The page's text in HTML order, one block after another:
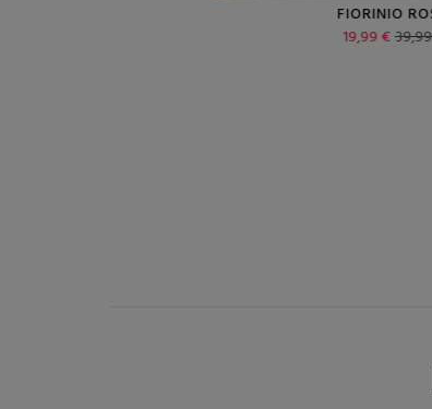
FIORINIO ROSA
39,99 €